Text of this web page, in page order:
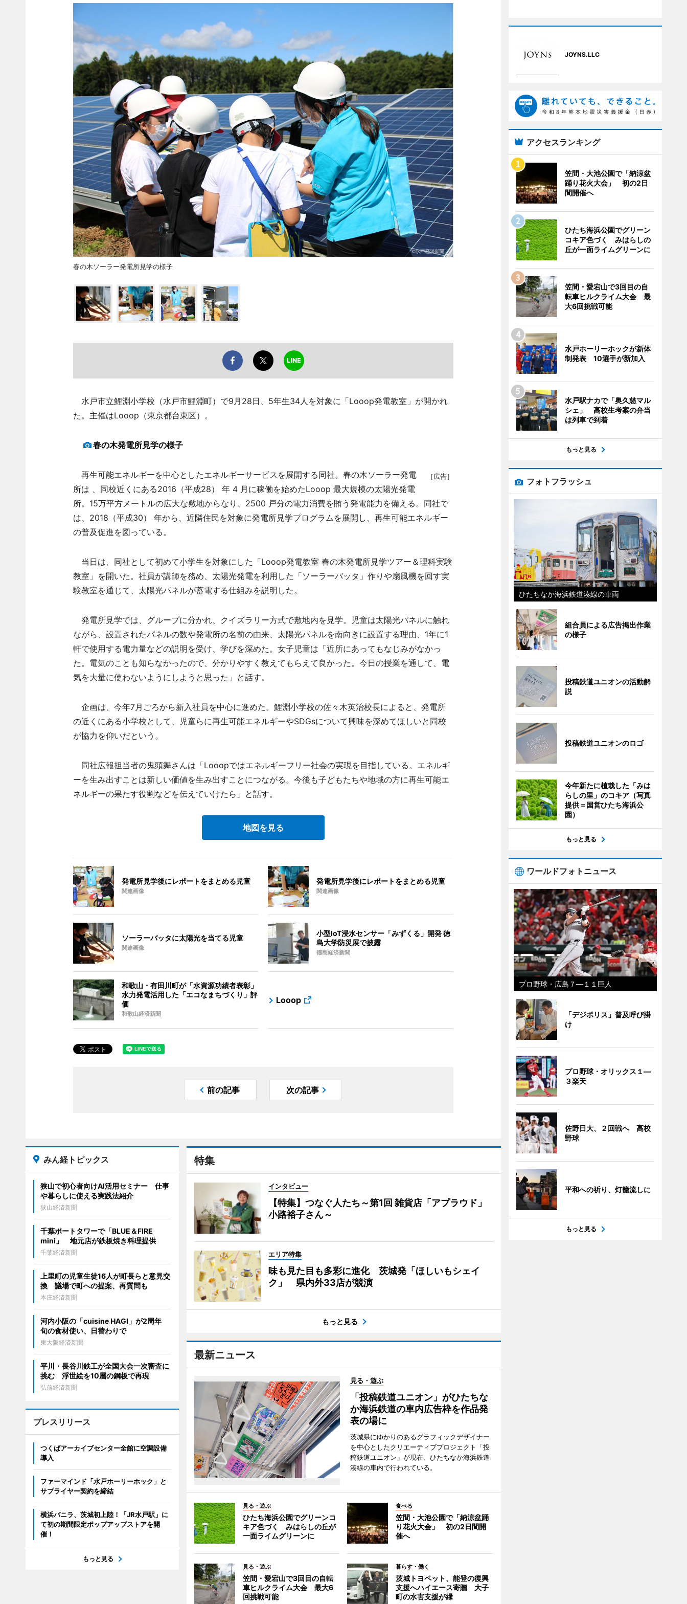
春の木ソーラー発電所見学の様子
水戸市立鯉淵小学校（水戸市鯉淵町）で9月28日、5年生34人を対象に「Looop発電教室」が開かれ
た。主催はLooop（東京都台東区）。
春の木発電所見学の様子
［広告］
再生可能エネルギーを中心としたエネルギーサービスを展開する同社。春の木ソーラー発電
所は 、同校近くにある2016（平成28） 年 4 月に稼働を始めたLooop 最大規模の太陽光発電
所。15万平方メートルの広大な敷地からなり、2500 戸分の電力消費を賄う発電能力を備える。同社で
は、2018（平成30） 年から、近隣住民を対象に発電所見学プログラムを展開し、再生可能エネルギー
の普及促進を図っている。
当日は、同社として初めて小学生を対象にした「Looop発電教室 春の木発電所見学ツアー＆理科実験
教室」を開いた。社員が講師を務め、太陽光発電を利用した「ソーラーバッタ」作りや扇風機を回す実
験教室を通じて、太陽光パネルが蓄電する仕組みを説明した。
発電所見学では、グループに分かれ、クイズラリー方式で敷地内を見学。児童は太陽光パネルに触れ
ながら、設置されたパネルの数や発電所の名前の由来、太陽光パネルを南向きに設置する理由、1年に1
軒で使用する電力量などの説明を受け、学びを深めた。女子児童は「近所にあってもなじみがなかっ
た。電気のことも知らなかったので、分かりやすく教えてもらえて良かった。今日の授業を通して、電
気を大量に使わないようにしようと思った」と話す。
企画は、今年7月ごろから新入社員を中心に進めた。鯉淵小学校の佐々木英治校長によると、発電所
の近くにある小学校として、児童らに再生可能エネルギーやSDGsについて興味を深めてほしいと同校
が協力を仰いだという。
同社広報担当者の鬼頭舞さんは「Looopではエネルギーフリー社会の実現を目指している。エネルギ
ーを生み出すことは新しい価値を生み出すことにつながる。今後も子どもたちや地域の方に再生可能エ
ネルギーの果たす役割などを伝えていけたら」と話す。
地図を見る
発電所見学後にレポートをまとめる児童
関連画像
発電所見学後にレポートをまとめる児童
関連画像
ソーラーバッタに太陽光を当てる児童
関連画像
小型IoT浸水センサー「みずくる」開発 徳
島大学防災展で披露
徳島経済新聞
和歌山・有田川町が「水資源功績者表彰」
水力発電活用した「エコなまちづくり」評
価
和歌山経済新聞
Looop
前の記事 次の記事
特集
インタビュー
【特集】つなぐ人たち～第1回 雑貨店「アプラウド」
小路裕子さん～
エリア特集
味も見た目も多彩に進化 茨城発「ほしいもシェイ
ク」 県内外33店が競演
もっと見る
最新ニュース
見る・遊ぶ
「投稿鉄道ユニオン」がひたちな
か海浜鉄道の車内広告枠を作品発
表の場に
茨城県にゆかりのあるグラフィックデザイナー
を中心としたクリエーティブプロジェクト「投
稿鉄道ユニオン」が現在、ひたちなか海浜鉄道
湊線の車内で行われている。
見る・遊ぶ
ひたち海浜公園でグリーンコ
キア色づく みはらしの丘が
一面ライムグリーンに
食べる
笠間・大池公園で「納涼盆踊
り花火大会」 初の2日間開
催へ
見る・遊ぶ
笠間・愛宕山で3回目の自転
車ヒルクライム大会 最大6
回挑戦可能
暮らす・働く
茨城トヨペット、能登の復興
支援へハイエース寄贈 大子
町の水害支援が縁
みん経トピックス
狭山で初心者向けAI活用セミナー 仕事
や暮らしに使える実践法紹介
狭山経済新聞
千葉ポートタワーで「BLUE＆FIRE
mini」 地元店が鉄板焼き料理提供
千葉経済新聞
上里町の児童生徒16人が町長らと意見交
換 議場で町への提案、再質問も
本庄経済新聞
河内小阪の「cuisine HAGI」が2周年
旬の食材使い、日替わりで
東大阪経済新聞
平川・長谷川鉄工が全国大会一次審査に
挑む 浮世絵を10層の鋼板で再現
弘前経済新聞
プレスリリース
つくばアーカイブセンター全館に空調設備
導入
ファーマインド「水戸ホーリーホック」と
サプライヤー契約を締結
横浜バニラ、茨城初上陸！「JR水戸駅」に
て初の期間限定ポップアップストアを開
催！
もっと見る
JOYNS.LLC
アクセスランキング
笠間・大池公園で「納涼盆
踊り花火大会」 初の2日
間開催へ
ひたち海浜公園でグリーン
コキア色づく みはらしの
丘が一面ライムグリーンに
笠間・愛宕山で3回目の自
転車ヒルクライム大会 最
大6回挑戦可能
水戸ホーリーホックが新体
制発表 10選手が新加入
水戸駅ナカで「奥久慈マル
シェ」 高校生考案の弁当
は列車で到着
もっと見る
フォトフラッシュ
ひたちなか海浜鉄道湊線の車両
組合員による広告掲出作業
の様子
投稿鉄道ユニオンの活動解
説
投稿鉄道ユニオンのロゴ
今年新たに植栽した「みは
らしの里」のコキア（写真
提供＝国営ひたち海浜公
園）
もっと見る
ワールドフォトニュース
プロ野球・広島７―１１巨人
「デジポリス」普及呼び掛
け
プロ野球・オリックス１―
３楽天
佐野日大、２回戦へ 高校
野球
平和への祈り、灯籠流しに
もっと見る